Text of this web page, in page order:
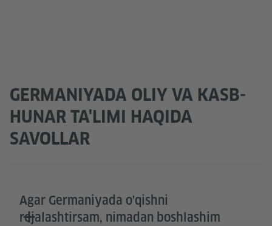
GERMANIYADA OLIY VA KASB-
HUNAR TA'LIMI HAQIDA
SAVOLLAR
Agar Germaniyada o'qishni
rejalashtirsam, nimadan boshlashim